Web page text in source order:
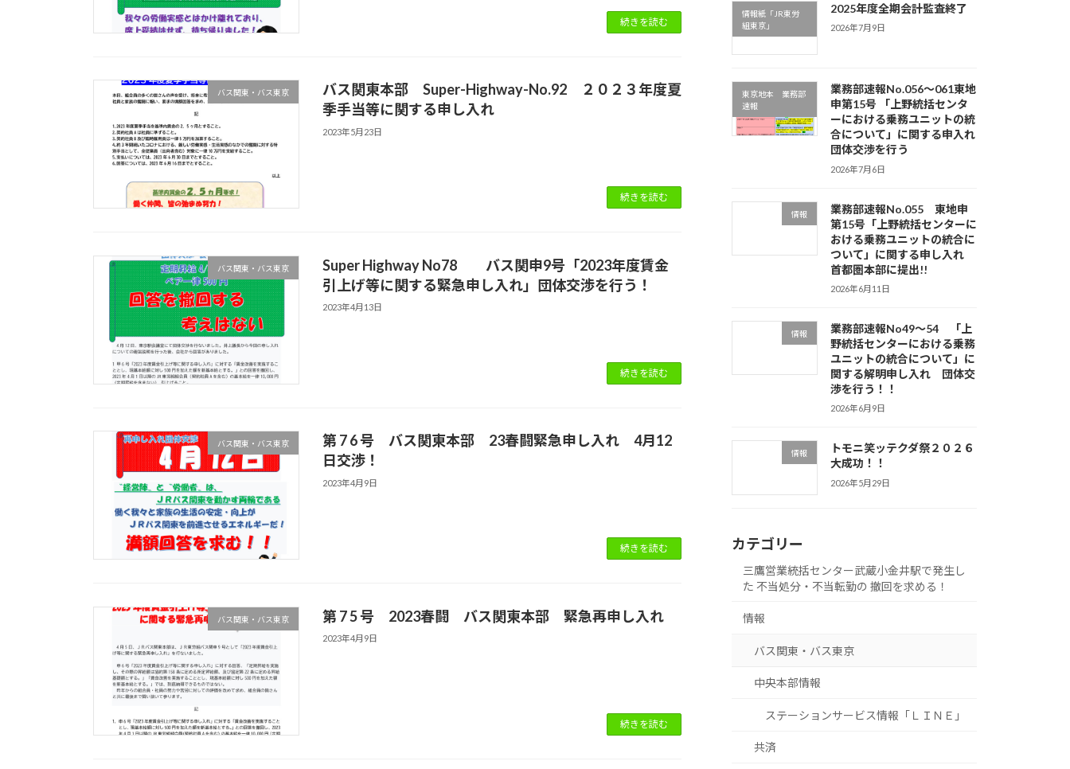
続きを読む
バス関東・バス東京
バス関東本部 Super-Highway-No.92 ２０２３年度夏
季手当等に関する申し入れ
2023年5月23日
続きを読む
バス関東・バス東京
Super Highway No78 バス関申9号「2023年度賃金
引上げ等に関する緊急申し入れ」団体交渉を行う！
2023年4月13日
続きを読む
バス関東・バス東京
第 7 6 号 バス関東本部 23春闘緊急申し入れ 4月12
日交渉！
2023年4月9日
続きを読む
バス関東・バス東京 第 7 5 号 2023春闘 バス関東本部 緊急再申し入れ
2023年4月9日
続きを読む
情報紙「JR東労
組東京」
2025年度全期会計監査終了
2026年7月9日
東京地本 業務部
速報
業務部速報No.056～061東地
申第15号 「上野統括センタ
ーにおける乗務ユニットの統
合について」に関する申入れ
団体交渉を行う
2026年7月6日
情報
業務部速報No.055 東地申
第15号「上野統括センターに
おける乗務ユニットの統合に
ついて」に関する申し入れ
首都圏本部に提出!!
2026年6月11日
情報
業務部速報No49～54 「上
野統括センターにおける乗務
ユニットの統合について」に
関する解明申し入れ 団体交
渉を行う！！
2026年6月9日
情報
トモニ笑ッテクダ祭２０２６
大成功！！
2026年5月29日
カテゴリー
三鷹営業統括センター武蔵小金井駅で発生し
た 不当処分・不当転勤の 撤回を求める！
情報
バス関東・バス東京
中央本部情報
ステーションサービス情報「ＬＩＮＥ」
共済